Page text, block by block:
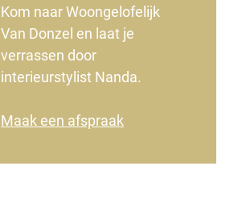
Kom naar Woongelofelijk
Van Donzel en laat je
verrassen door
interieurstylist Nanda.
Maak een afspraak